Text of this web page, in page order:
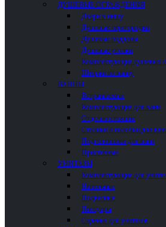
ДУШЕВЫЕ ОГРАЖДЕНИЯ
Двери в нишу
Душевые перегородки
Душевые поддоны
Душевые уголки
Комплектующие душевых
Шторки на ванну
ВАННЫ
Встраиваемые
Комплектующие для ванн
Отдельностоящие
Столики и полочки для
Подголовники для ванн
Пристенные
УНИТАЗЫ
Комплектующие для
Напольные
Подвесные
Писсуары
Сиденья для унитазов